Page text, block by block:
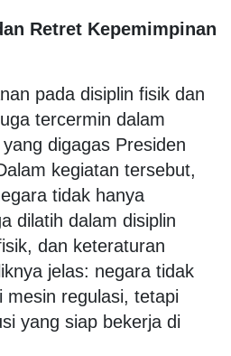
Retret Kepemimpinan
pada disiplin fisik dan
tercermin dalam
digagas Presiden
kegiatan tersebut,
tidak hanya
dilatih dalam disiplin
dan keteraturan
jelas: negara tidak
mesin regulasi, tetapi
yang siap bekerja di